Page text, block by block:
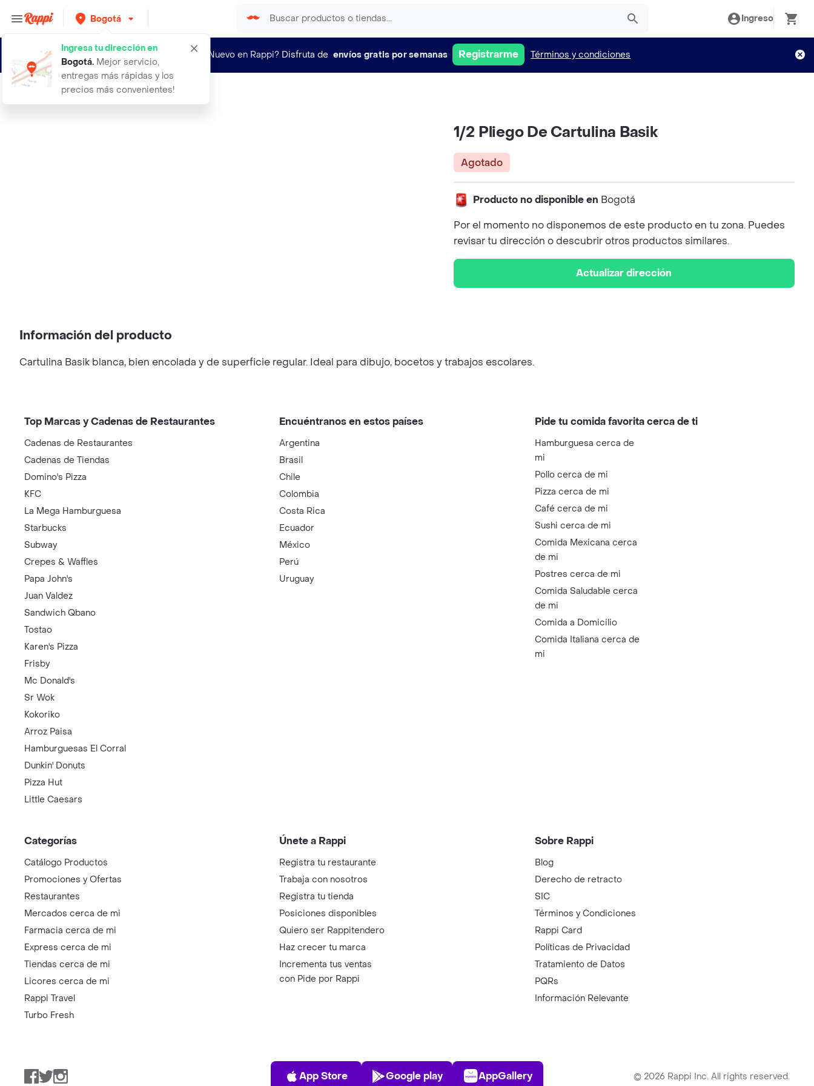
Bogotá
Ingresa tu dirección en
Bogotá. Mejor servicio,
entregas más rápidas y los
precios más convenientes!
Ingreso
¿Nuevo en Rappi? Disfruta de envíos gratis por semanas Registrarme Términos y condiciones
12 pliego de cartulina basik
1/2 Pliego De Cartulina Basik
Agotado
Producto no disponible en Bogotá
Por el momento no disponemos de este producto en tu zona. Puedes
revisar tu dirección o descubrir otros productos similares.
Actualizar dirección
Información del producto
Cartulina Basik blanca, bien encolada y de superficie regular. Ideal para dibujo, bocetos y trabajos escolares.
Top Marcas y Cadenas de Restaurantes
Cadenas de Restaurantes
Cadenas de Tiendas
Domino's Pizza
KFC
La Mega Hamburguesa
Starbucks
Subway
Crepes & Waffles
Papa John's
Juan Valdez
Sandwich Qbano
Tostao
Karen's Pizza
Frisby
Mc Donald's
Sr Wok
Kokoriko
Arroz Paisa
Hamburguesas El Corral
Dunkin' Donuts
Pizza Hut
Little Caesars
Encuéntranos en estos países
Argentina
Brasil
Chile
Colombia
Costa Rica
Ecuador
México
Perú
Uruguay
Pide tu comida favorita cerca de ti
Hamburguesa cerca de
mi
Pollo cerca de mi
Pizza cerca de mi
Café cerca de mi
Sushi cerca de mi
Comida Mexicana cerca
de mi
Postres cerca de mi
Comida Saludable cerca
de mi
Comida a Domicilio
Comida Italiana cerca de
mi
Categorías
Catálogo Productos
Promociones y Ofertas
Restaurantes
Mercados cerca de mi
Farmacia cerca de mi
Express cerca de mi
Tiendas cerca de mi
Licores cerca de mi
Rappi Travel
Turbo Fresh
Únete a Rappi
Registra tu restaurante
Trabaja con nosotros
Registra tu tienda
Posiciones disponibles
Quiero ser Rappitendero
Haz crecer tu marca
Incrementa tus ventas
con Pide por Rappi
Sobre Rappi
Blog
Derecho de retracto
SIC
Términos y Condiciones
Rappi Card
Políticas de Privacidad
Tratamiento de Datos
PQRs
Información Relevante
Facebook
TwitterInstagram
App Store
App Store
Play Store
Google play
AppGallery
AppGallery © 2026 Rappi Inc. All rights reserved.